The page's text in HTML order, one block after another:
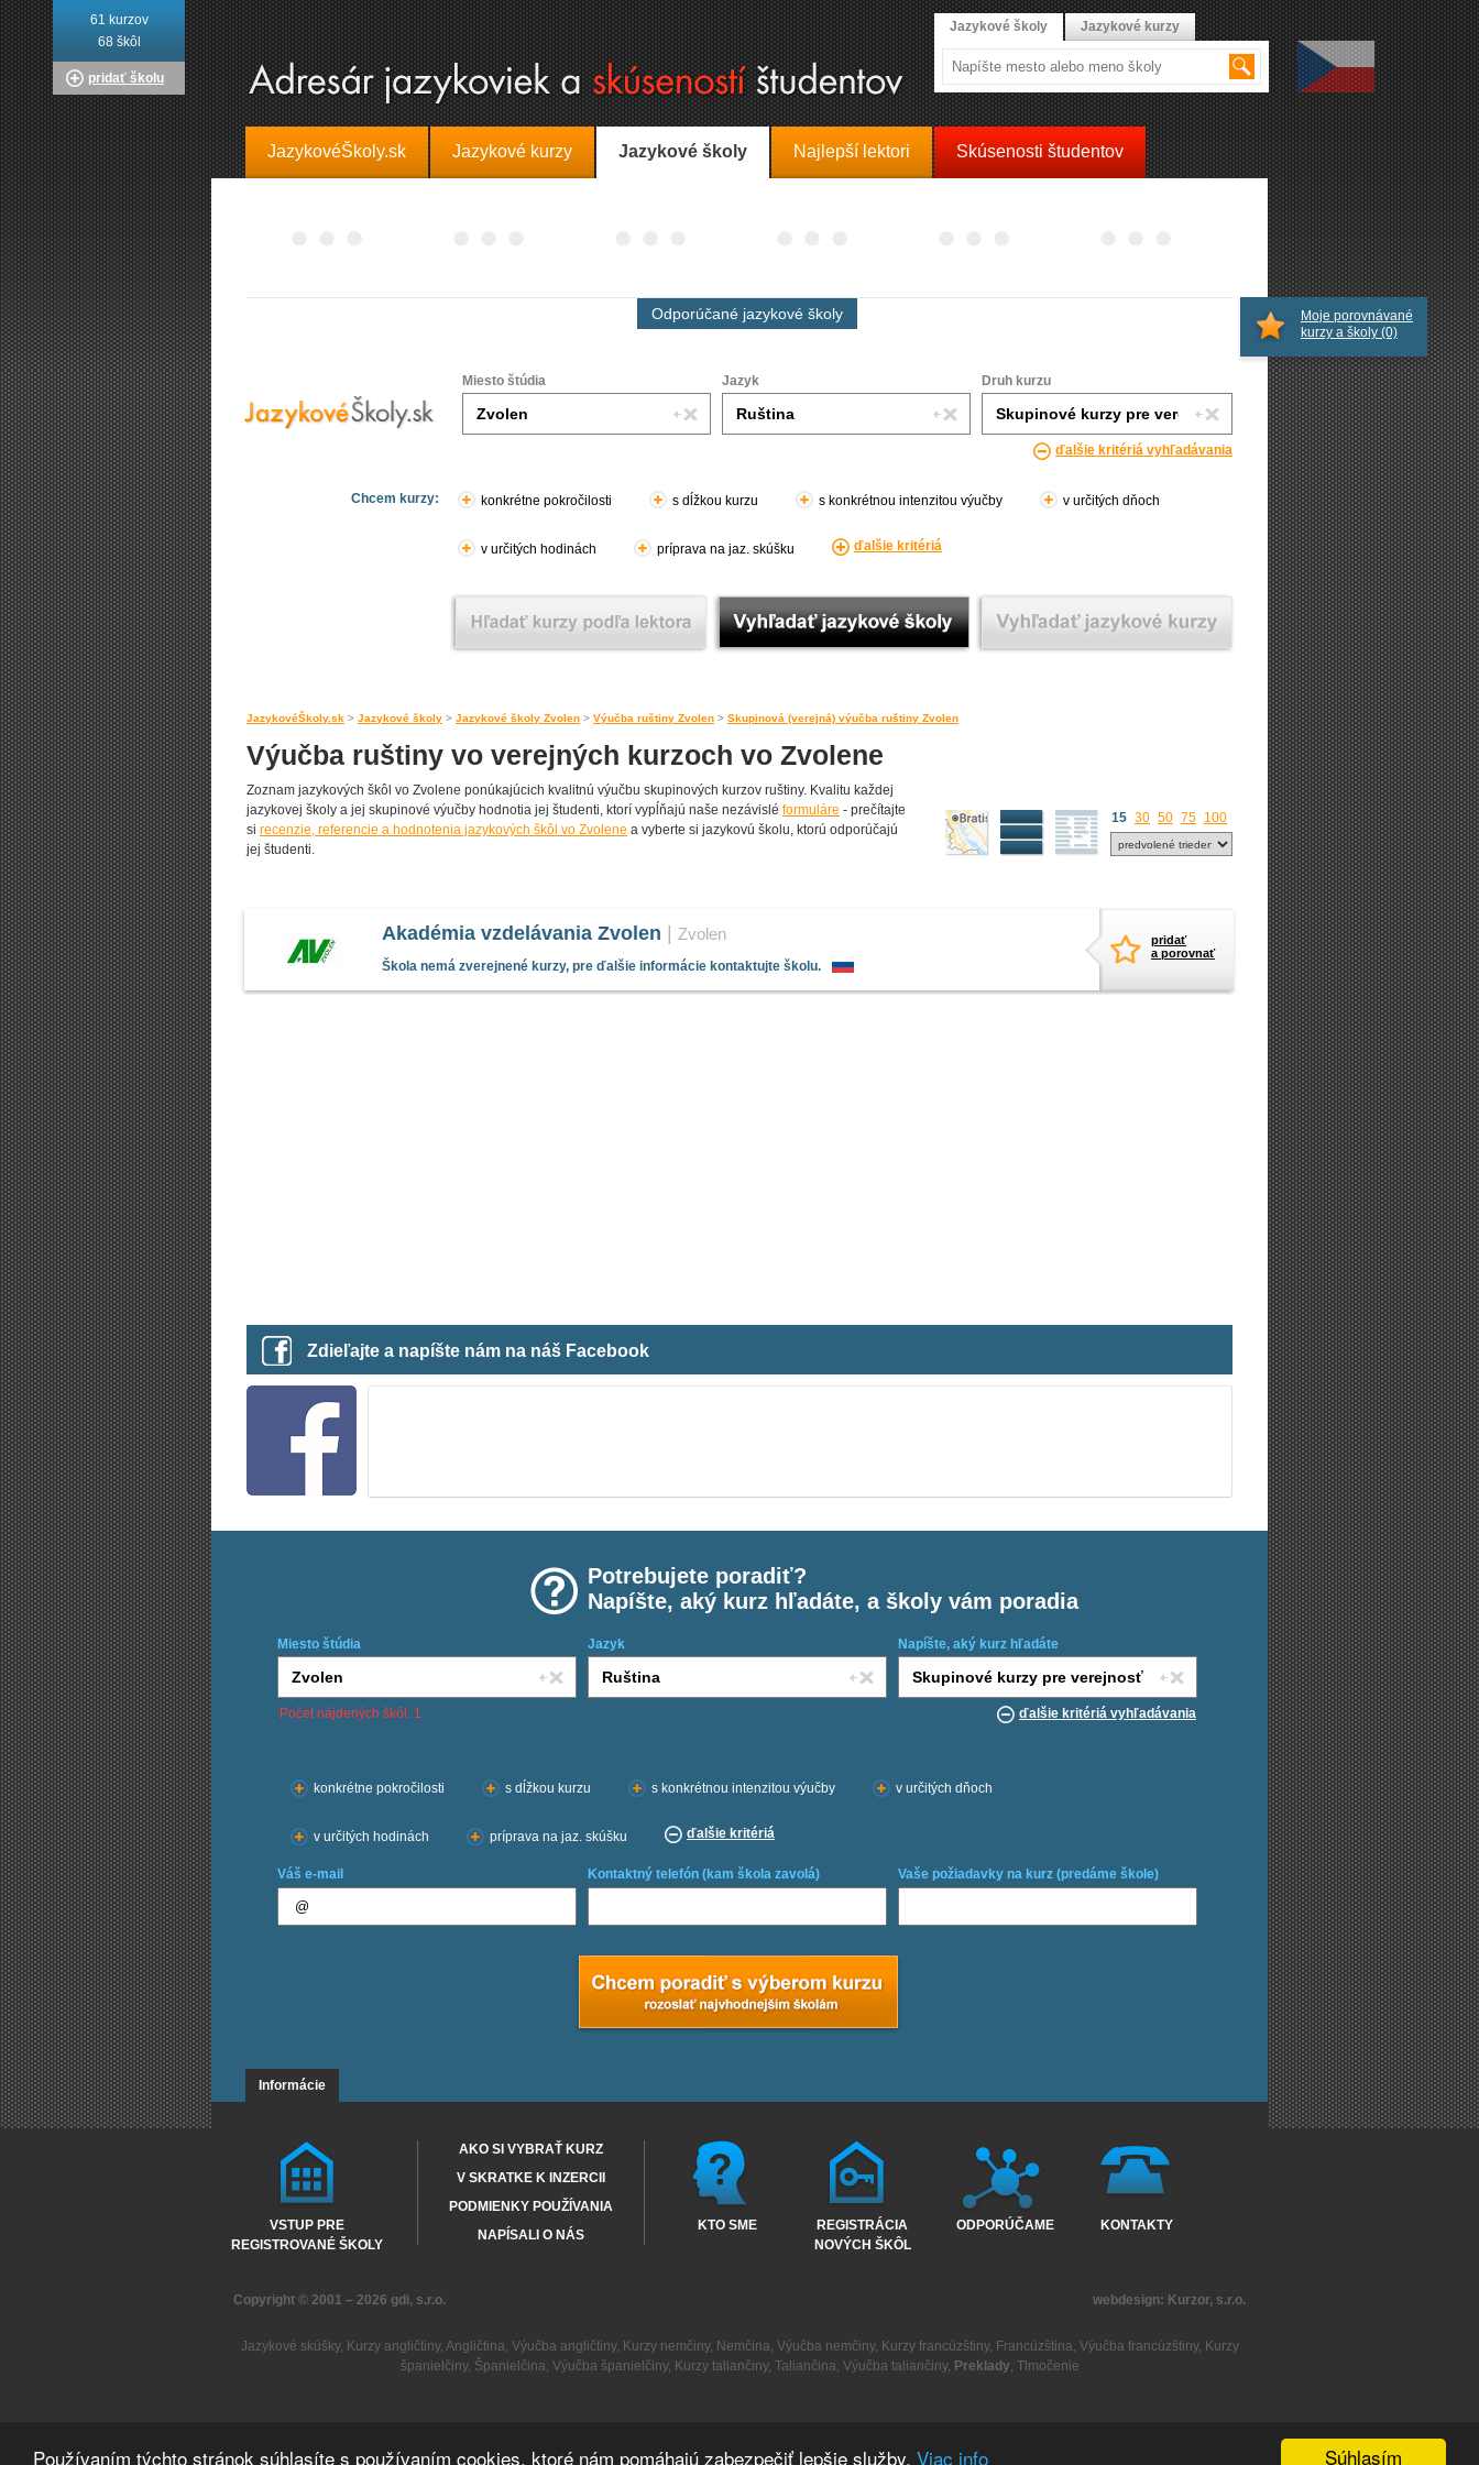
Súhlasím
Používaním týchto stránok súhlasíte s používaním cookies, ktoré nám pomáhajú zabezpečiť lepšie služby. Viac info
JazykovéŠkoly.sk Jazykové kurzy Jazykové školy Najlepší lektori Skúsenosti študentov
Odporúčané jazykové školy
Miesto štúdia Jazyk Druh kurzu
ďalšie kritériá vyhľadávania
Chcem kurzy: konkrétne pokročilosti s dĺžkou kurzu s konkrétnou intenzitou výučby v určitých dňoch
v určitých hodinách príprava na jaz. skúšku ďalšie kritériá
JazykovéŠkoly.sk > Jazykové školy > Jazykové školy Zvolen > Výučba ruštiny Zvolen > Skupinová (verejná) výučba ruštiny Zvolen
Výučba ruštiny vo verejných kurzoch vo Zvolene
Zoznam jazykových škôl vo Zvolene ponúkajúcich kvalitnú výučbu skupinových kurzov ruštiny. Kvalitu každej
jazykovej školy a jej skupinové výučby hodnotia jej študenti, ktorí vypĺňajú naše nezávislé formuláre - prečítajte
si recenzie, referencie a hodnotenia jazykových škôl vo Zvolene a vyberte si jazykovú školu, ktorú odporúčajú
jej študenti.
15 30 50 75 100
pridať
a porovnať
Akadémia vzdelávania Zvolen Zvolen
Škola nemá zverejnené kurzy, pre ďalšie informácie kontaktujte školu.
Zdieľajte a napíšte nám na náš Facebook
Potrebujete poradiť?
Napíšte, aký kurz hľadáte, a školy vám poradia
Miesto štúdia Jazyk Napíšte, aký kurz hľadáte
Počet nájdených škôl: 1 ďalšie kritériá vyhľadávania
konkrétne pokročilosti
s dĺžkou kurzu s konkrétnou intenzitou výučby v určitých dňoch
v určitých hodinách príprava na jaz. skúšku ďalšie kritériá
Váš e-mail Kontaktný telefón (kam škola zavolá) Vaše požiadavky na kurz (predáme škole)
Moje porovnávané
kurzy a školy (0)
61 kurzov
68 škôl
pridať školu
Jazykové školy Jazykové kurzy
Informácie
VSTUP PRE
REGISTROVANÉ ŠKOLY
AKO SI VYBRAŤ KURZ
V SKRATKE K INZERCII
PODMIENKY POUŽÍVANIA
NAPÍSALI O NÁS
KTO SME
REGISTRÁCIA
NOVÝCH ŠKÔL
ODPORÚČAME KONTAKTY
Copyright © 2001 – 2026 gdi, s.r.o. webdesign: Kurzor, s.r.o.
Jazykové skúšky, Kurzy angličtiny, Angličtina, Výučba angličtiny, Kurzy nemčiny, Nemčina, Výučba nemčiny, Kurzy francúzštiny, Francúzština, Výučba francúzštiny, Kurzy
španielčiny, Španielčina, Výučba španielčiny, Kurzy taliančiny, Taliančina, Výučba taliančiny, Preklady, Tlmočenie